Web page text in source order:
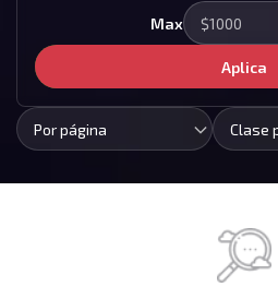
Max
Aplica
Por página Clase